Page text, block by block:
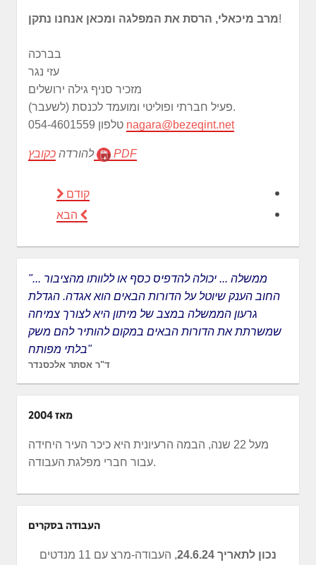
מרב מיכאלי, הרסת את המפלגה ומכאן אנחנו נתקן!
בברכה
עזי נגר
מזכיר סניף גילה ירושלים
פעיל חברתי ופוליטי ומועמד לכנסת (לשעבר).
nagara@bezeqint.net
להורדהכקובץ PDF
קודם
הבא
"ממשלה ... יכולה להדפיס כסף או ללוותו מהציבור ...
החוב הענק שיוטל על הדורות הבאים הוא אגדה. הגדלת
גרעון הממשלה במצב של מיתון היא לצורך צמיחה
שמשרתת את הדורות הבאים במקום להותיר להם משק
בלתי מפותח"
ד"ר אסתר אלכסנדר
מאז 2004
מעל 22 שנה, הבמה הרעיונית היא כיכר העיר היחידה
עבור חברי מפלגת העבודה.
העבודה בסקרים
נכון לתאריך 24.6.24
, העבודה-מרצ עם 11 מנדטים